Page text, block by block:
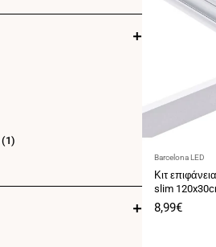
Προμηθευτής:
Barcelona LED
Κιτ
slim
Τιμή
8,99€
(1)